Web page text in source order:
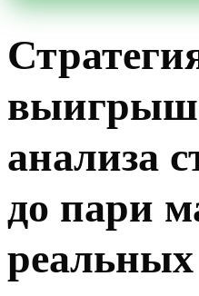
анализа
до пари
реальных